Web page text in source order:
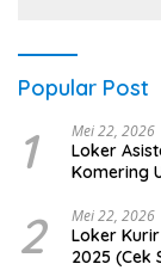
Popular Post
1 Mei 22, 2026
Loker
Komering
2 Mei 22, 2026
Loker
2025 (Cek